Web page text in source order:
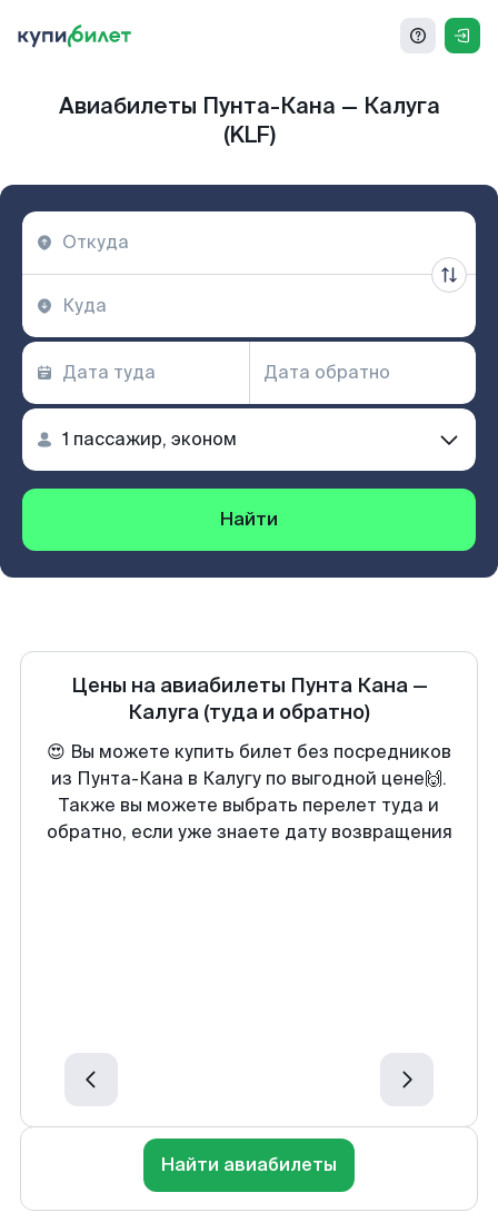
Авиабилеты Пунта-Кана — Калуга
(KLF)
Найти
Цены на авиабилеты Пунта Кана—
Калуга (туда и обратно)
😍 Вы можете купить билет без посредников
из Пунта-Кана в Калугу по выгодной цене🙌.
Также вы можете выбрать перелет туда и
обратно, если уже знаете дату возвращения
Найти авиабилеты